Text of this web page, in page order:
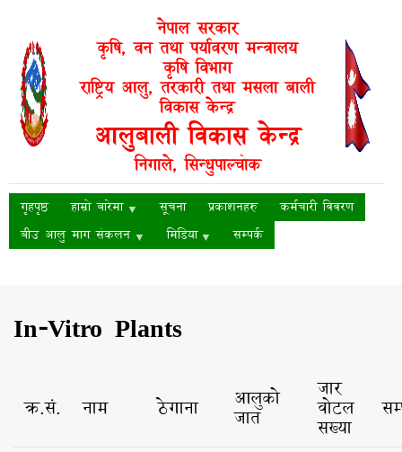
content
नेपाल सरकार
कृषि, वन तथा पर्यावरण मन्त्रालय
कृषि विभाग
राष्ट्रिय आलु, तरकारी तथा मसला बाली
विकास केन्द्र
आलुबाली विकास केन्द्र
निगाले, सिन्धुपाल्चोक
गृहपृष्ठ हाम्रो बारेमा सूचना प्रकाशनहरु
कर्मचारी विवरण
बीउ आलु माग संकलन
मिडिया सम्पर्क
In-Vitro Plants
क्र.सं. नाम ठेगाना आलुको
जात
जार
वोटल
सख्या